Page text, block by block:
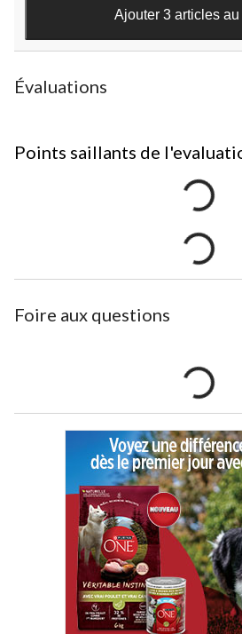
Ajouter 3 articles
Évaluations
Points saillants de
Foire aux questions